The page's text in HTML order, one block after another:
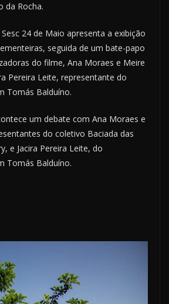
da Rocha.
24 de Maio apresenta a exibição
seguida de um bate-papo
do filme, Ana Moraes e Meire
Pereira Leite, representante do
Tomás Balduíno.
um debate com Ana Moraes e
do coletivo Baciada das
e Jacira Pereira Leite, do
Tomás Balduíno.